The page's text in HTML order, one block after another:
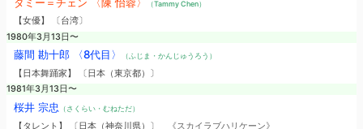
（Tammy Chen）
【女優】 〔台湾〕
1980年3月13日〜
藤間 勘十郎 〈8代目〉 （ふじま・かんじゅうろう）
【日本舞踊家】 〔日本（東京都）〕
1981年3月13日〜
桜井 宗忠 （さくらい・むねただ）
【タレント】 〔日本（神奈川県）〕 《スカイラブハリケーン》